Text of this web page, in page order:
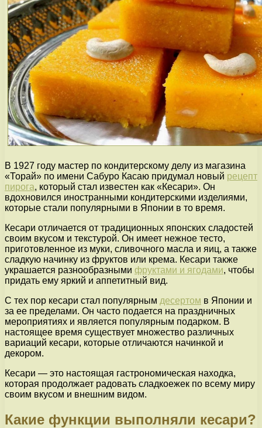
В 1927 году мастер по кондитерскому делу из магазина
«Торай» по имени Сабуро Касаю придумал новый рецепт
пирога, который стал известен как «Кесари». Он
вдохновился иностранными кондитерскими изделиями,
которые стали популярными в Японии в то время.
Кесари отличается от традиционных японских сладостей
своим вкусом и текстурой. Он имеет нежное тесто,
приготовленное из муки, сливочного масла и яиц, а также
сладкую начинку из фруктов или крема. Кесари также
украшается разнообразными фруктами и ягодами, чтобы
придать ему яркий и аппетитный вид.
С тех пор кесари стал популярным десертом в Японии и
за ее пределами. Он часто подается на праздничных
мероприятиях и является популярным подарком. В
настоящее время существует множество различных
вариаций кесари, которые отличаются начинкой и
декором.
Кесари — это настоящая гастрономическая находка,
которая продолжает радовать сладкоежек по всему миру
своим вкусом и внешним видом.
Какие функции выполняли кесари?